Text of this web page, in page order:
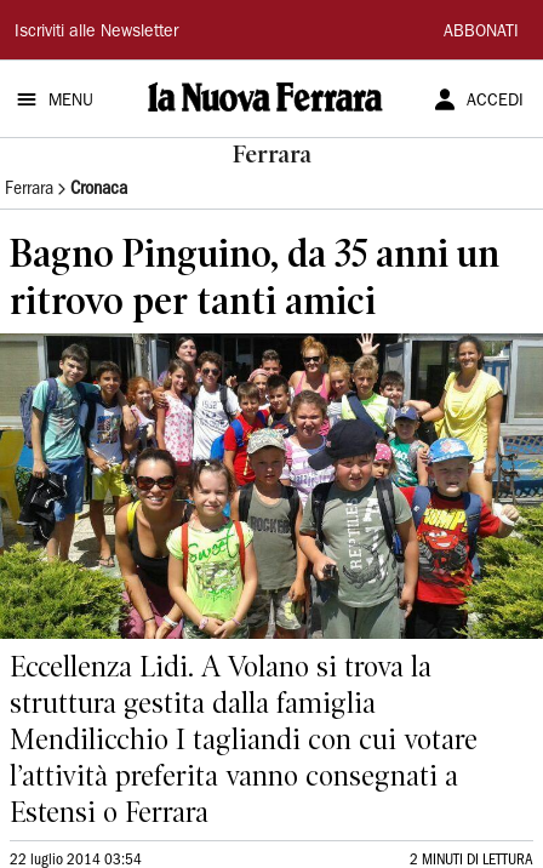
La
Nuova
Ferrara
Iscriviti alle Newsletter ABBONATI
MENU ACCEDI
Ferrara
Ferrara Cronaca
Bagno Pinguino, da 35 anni un
ritrovo per tanti amici
Eccellenza Lidi. A Volano si trova la
struttura gestita dalla famiglia
Mendilicchio I tagliandi con cui votare
l’attività preferita vanno consegnati a
Estensi o Ferrara
22 luglio 2014 03:54 2 MINUTI DI LETTURA